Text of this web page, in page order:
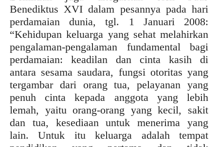
Benediktus XVI dalam pesannya pada hari
perdamaian dunia, tgl. 1 Januari 2008:
“Kehidupan keluarga yang sehat melahirkan
pengalaman-pengalaman fundamental bagi
perdamaian: keadilan dan cinta kasih di
antara sesama saudara, fungsi otoritas yang
tergambar dari orang tua, pelayanan yang
penuh cinta kepada anggota yang lebih
lemah, yaitu orang-orang yang kecil, sakit
dan tua, kesediaan untuk menerima yang
lain. Untuk itu keluarga adalah tempat